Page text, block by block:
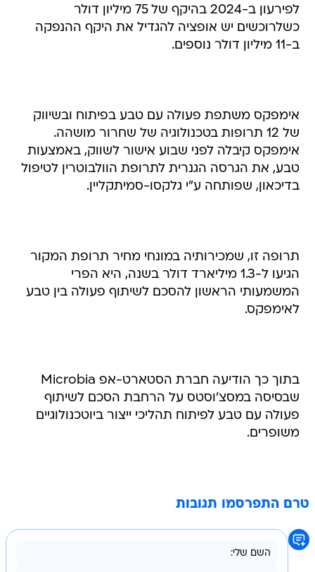
לפירעון ב-2024 בהיקף של 75 מיליון דולר
כשלרוכשים יש אופציה להגדיל את היקף ההנפקה
ב-11 מיליון דולר נוספים.
אימפקס משתפת פעולה עם טבע בפיתוח ובשיווק
של 12 תרופות בטכנולוגיה של שחרור מושהה.
אימפקס קיבלה לפני שבוע אישור לשווק, באמצעות
טבע, את הגרסה הגנרית לתרופת הוולבוטרין לטיפול
בדיכאון, שפותחה ע"י גלקסו-סמיתקליין.
תרופה זו, שמכירותיה במונחי מחיר תרופת המקור
הגיעו ל-1.3 מיליארד דולר בשנה, היא הפרי
המשמעותי הראשון להסכם לשיתוף פעולה בין טבע
לאימפקס.
בתוך כך הודיעה חברת הסטארט-אפ Microbia
שבסיסה במסצ'וסטס על הרחבת הסכם לשיתוף
פעולה עם טבע לפיתוח תהליכי ייצור ביוטכנולוגיים
משופרים.
טרם התפרסמו תגובות